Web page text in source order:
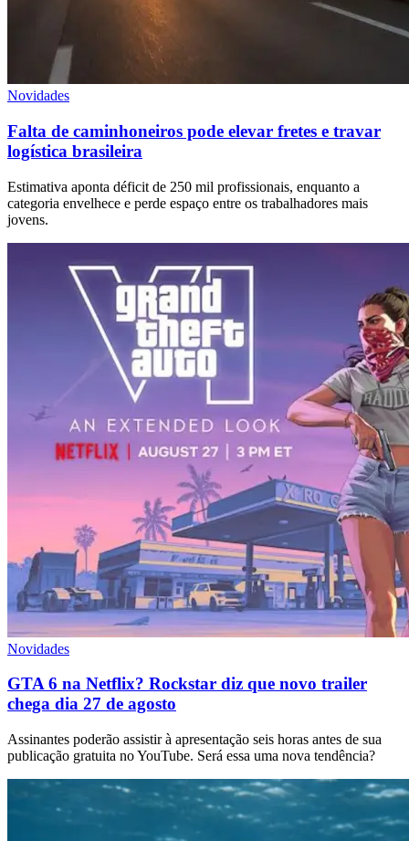
Novidades
Falta de caminhoneiros pode elevar fretes e travar
logística brasileira
Estimativa aponta déficit de 250 mil profissionais, enquanto a
categoria envelhece e perde espaço entre os trabalhadores mais
jovens.
Novidades
GTA 6 na Netflix? Rockstar diz que novo trailer
chega dia 27 de agosto
Assinantes poderão assistir à apresentação seis horas antes de sua
publicação gratuita no YouTube. Será essa uma nova tendência?